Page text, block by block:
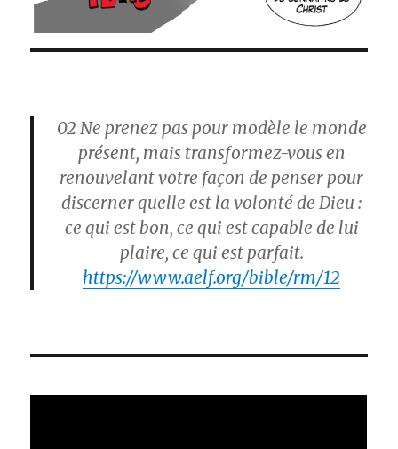
02 Ne prenez pas pour modèle le monde
présent, mais transformez-vous en
renouvelant votre façon de penser pour
discerner quelle est la volonté de Dieu :
ce qui est bon, ce qui est capable de lui
plaire, ce qui est parfait.
https://www.aelf.org/bible/rm/12